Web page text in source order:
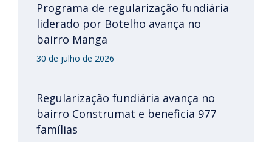
Programa de regularização fundiária
liderado por Botelho avança no
bairro Manga
30 de julho de 2026
Regularização fundiária avança no
bairro Construmat e beneficia 977
famílias